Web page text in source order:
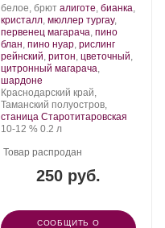
Производитель:
Кубань-
Вино.
белое, брют .
Сорт
винограда:
алиготе, бианка,
кристалл, мюллер тургау,
первенец магарача, пино
блан, пино нуар, рислинг
рейнский, ритон, цветочный,
цитронный магарача,
шардоне.
Регион:
Краснодарский край,
Таманский полуостров,
станица Старотитаровская
Крепость
10-12 %. Объем
0.2 л
250 руб.
Товар распродан
СООБЩИТЬ О